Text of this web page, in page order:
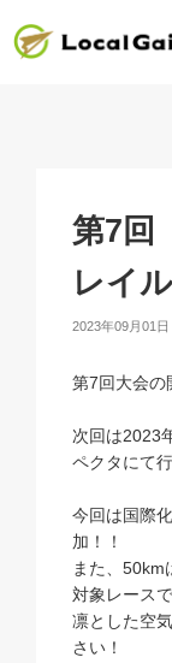
第7回
レイ
2023年09月01日
第7回大会の
次回は2023
ペクタにて行
今回は国際
加！！
また、50km
対象レースで
凛とした空
さい！